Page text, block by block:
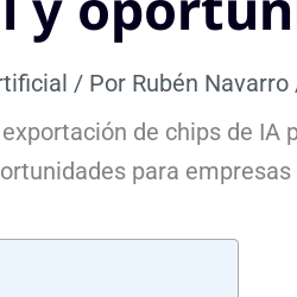
/ Por Rubén Navarro
de chips de IA
para empresas